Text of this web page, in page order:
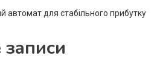
автомат для стабільного прибутку